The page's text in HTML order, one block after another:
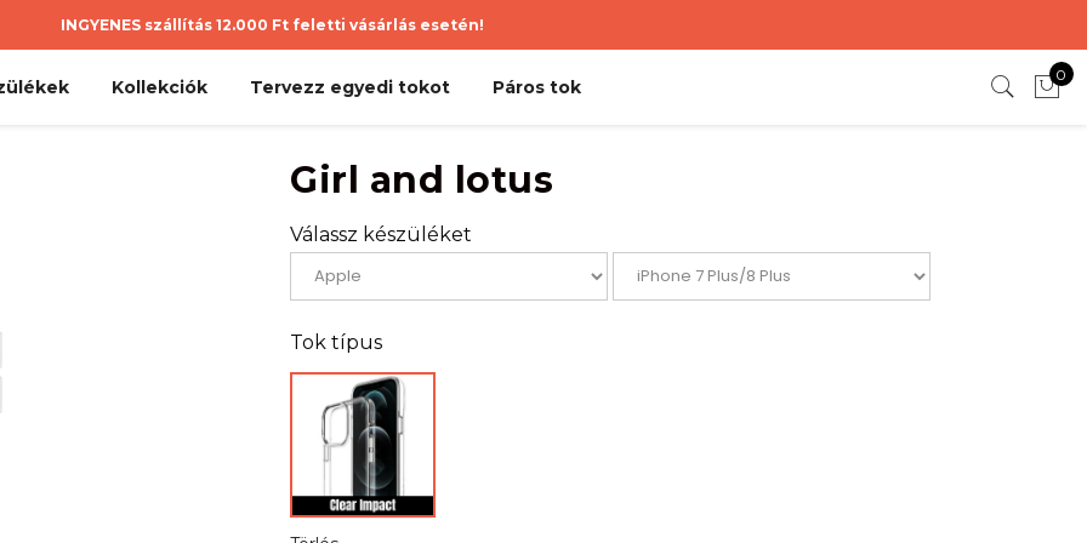
INGYENES szállítás 12.000 Ft feletti vásárlás esetén!
Kollekciók Tervezz egyedi tokot Páros tok
0
Girl and lotus
Válassz készüléket
Tok típus